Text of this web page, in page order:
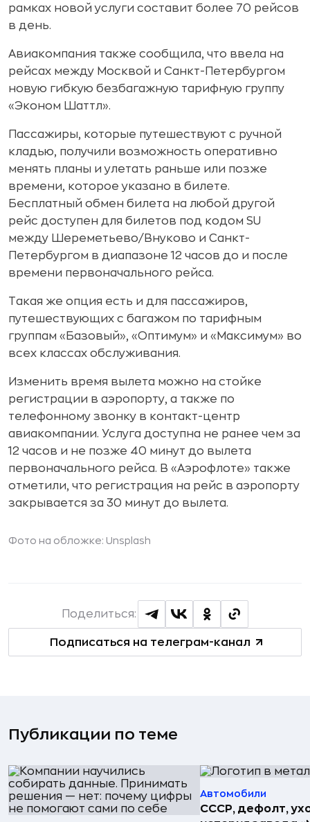
рамках новой услуги составит более 70 рейсов
в день.
Авиакомпания также сообщила, что ввела на
рейсах между Москвой и Санкт-Петербургом
новую гибкую безбагажную тарифную группу
«Эконом Шаттл».
Пассажиры, которые путешествуют с ручной
кладью, получили возможность оперативно
менять планы и улетать раньше или позже
времени, которое указано в билете.
Бесплатный обмен билета на любой другой
рейс доступен для билетов под кодом SU
между Шереметьево/Внуково и Санкт-
Петербургом в диапазоне 12 часов до и после
времени первоначального рейса.
Такая же опция есть и для пассажиров,
путешествующих с багажом по тарифным
группам «Базовый», «Оптимум» и «Максимум» во
всех классах обслуживания.
Изменить время вылета можно на стойке
регистрации в аэропорту, а также по
телефонному звонку в контакт-центр
авиакомпании. Услуга доступна не ранее чем за
12 часов и не позже 40 минут до вылета
первоначального рейса. В «Аэрофлоте» также
отметили, что регистрация на рейс в аэропорту
закрывается за 30 минут до вылета.
Фото на обложке: Unsplash
Подписаться на телеграм-канал
Поделиться:
Публикации по теме
Автомобили
СССР, дефолт,